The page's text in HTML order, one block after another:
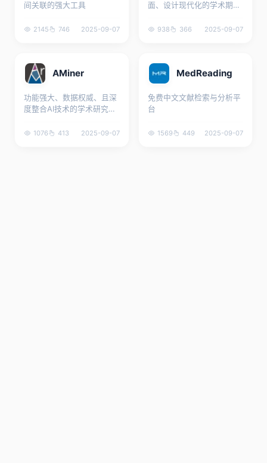
间关联的强大工具
2145 746 2025-09-07
面、设计现代化的学术期刊
938 366 2025-09-07
AMiner
功能强大、数据权威、且深
度整合AI技术的学术研究平
1076 413 2025-09-07
MedReading
免费中文文献检索与分析平
台
1569 449 2025-09-07